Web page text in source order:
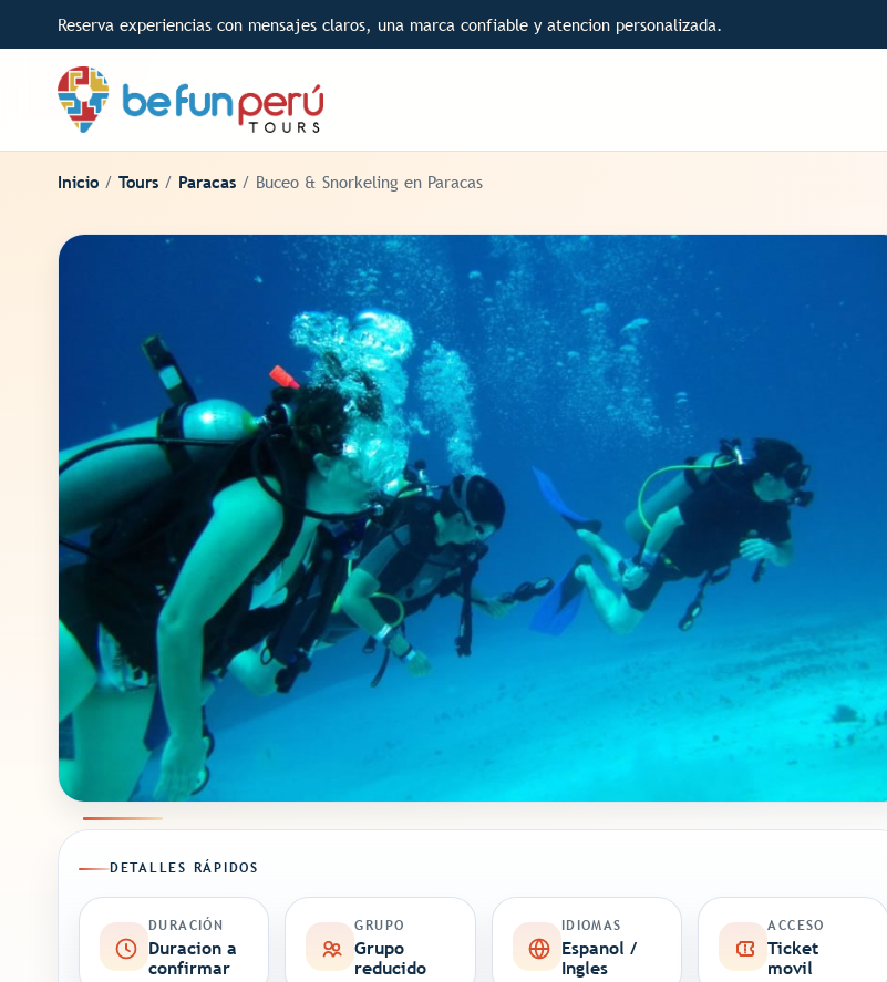
Reserva experiencias con mensajes claros, una marca confiable y atencion personalizada.
Inicio / Tours / Paracas / Buceo & Snorkeling en Paracas
DETALLES RÁPIDOS
DURACIÓN
Duracion a
confirmar
GRUPO
Grupo
reducido
IDIOMAS
Espanol /
Ingles
ACCESO
Ticket
movil